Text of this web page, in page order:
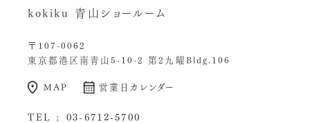
kokiku 青山ショールーム
〒107-0062
東京都港区南青山5-10-2 第2九曜Bldg.106
MAP 営業日カレンダー
TEL : 03-6712-5700